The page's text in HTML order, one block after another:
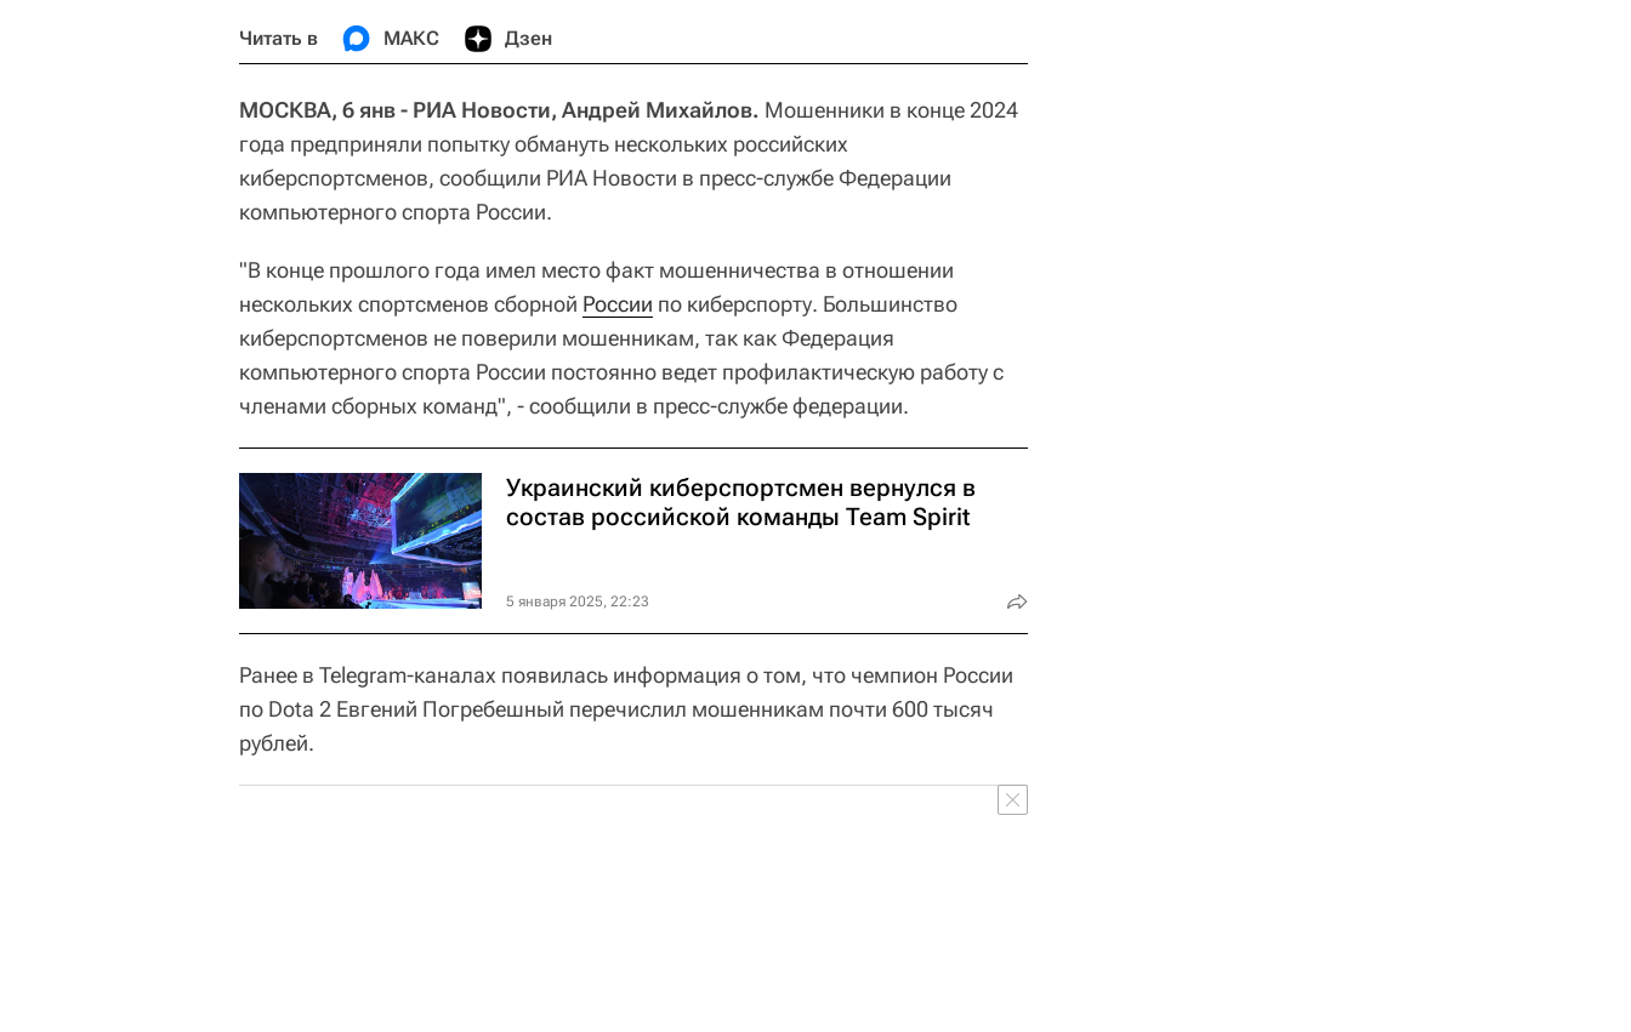
Читать в МАКС Дзен
МОСКВА, 6 янв - РИА Новости, Андрей Михайлов. Мошенники в конце 2024
года предприняли попытку обмануть нескольких российских
киберспортсменов, сообщили РИА Новости в пресс-службе Федерации
компьютерного спорта России.
"В конце прошлого года имел место факт мошенничества в отношении
нескольких спортсменов сборной России по киберспорту. Большинство
киберспортсменов не поверили мошенникам, так как Федерация
компьютерного спорта России постоянно ведет профилактическую работу с
членами сборных команд", - сообщили в пресс-службе федерации.
Украинский киберспортсмен вернулся в
состав российской команды Team Spirit
5 января 2025, 22:23
Ранее в Telegram-каналах появилась информация о том, что чемпион России
по Dota 2 Евгений Погребешный перечислил мошенникам почти 600 тысяч
рублей.